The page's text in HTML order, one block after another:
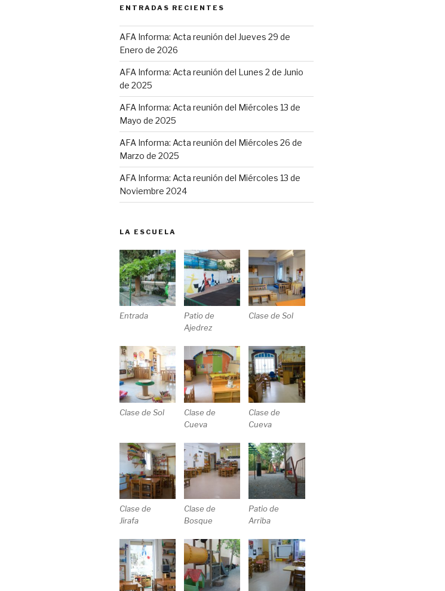
ENTRADAS RECIENTES
AFA Informa: Acta reunión del Jueves 29 de
Enero de 2026
AFA Informa: Acta reunión del Lunes 2 de Junio
de 2025
AFA Informa: Acta reunión del Miércoles 13 de
Mayo de 2025
AFA Informa: Acta reunión del Miércoles 26 de
Marzo de 2025
AFA Informa: Acta reunión del Miércoles 13 de
Noviembre 2024
LA ESCUELA
Entrada
Patio de
Ajedrez
Clase de Sol
Clase de Sol
Clase de
Cueva
Clase de
Cueva
Clase de
Jirafa
Clase de
Bosque
Patio de
Arriba